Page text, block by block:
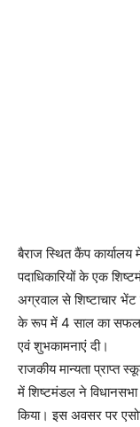
बैराज स्थित कैंप कार्यालय
पदाधिकारियों के एक
अग्रवाल से शिष्टाचार
के रूप में 4 साल का
एवं शुभकामनाएं दी।
राजकीय मान्यता प्राप्त
में शिष्टमंडल ने
किया। इस अवसर पर